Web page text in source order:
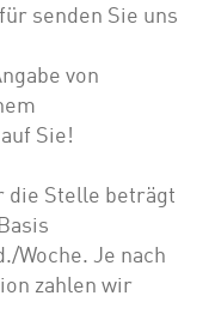
senden Sie uns
von
Sie!
die Stelle beträgt
Woche. Je nach
zahlen wir